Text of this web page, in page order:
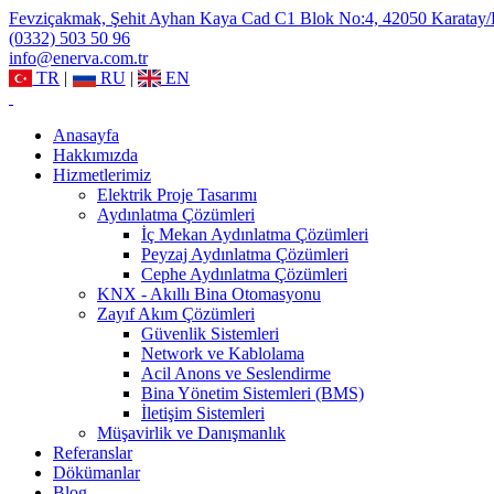
Fevziçakmak, Şehit Ayhan Kaya Cad C1 Blok No:4, 42050
(0332) 503 50 96
info@enerva.com.tr
TR | RU | EN
Anasayfa
Hakkımızda
Hizmetlerimiz
Elektrik Proje Tasarımı
Aydınlatma Çözümleri
İç Mekan Aydınlatma Çözümleri
Peyzaj Aydınlatma Çözümleri
Cephe Aydınlatma Çözümleri
KNX - Akıllı Bina Otomasyonu
Zayıf Akım Çözümleri
Güvenlik Sistemleri
Network ve Kablolama
Acil Anons ve Seslendirme
Bina Yönetim Sistemleri (BMS)
İletişim Sistemleri
Müşavirlik ve Danışmanlık
Referanslar
Dökümanlar